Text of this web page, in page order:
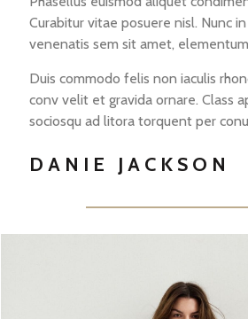
Curabitur vitae posuere nisl. Nunc
venenatis sem sit amet,
Duis commodo felis non iaculis
conv velit et gravida ornare. Class
sociosqu ad litora torquent per
DANIE JACKSON